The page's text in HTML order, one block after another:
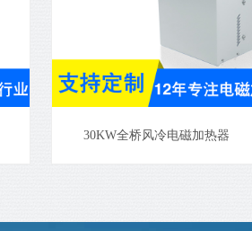
30KW全桥风冷电磁加热器